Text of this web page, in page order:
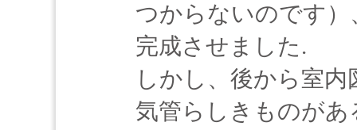
つからないのです
完成させました.
しかし、後から室
気管らしきものが